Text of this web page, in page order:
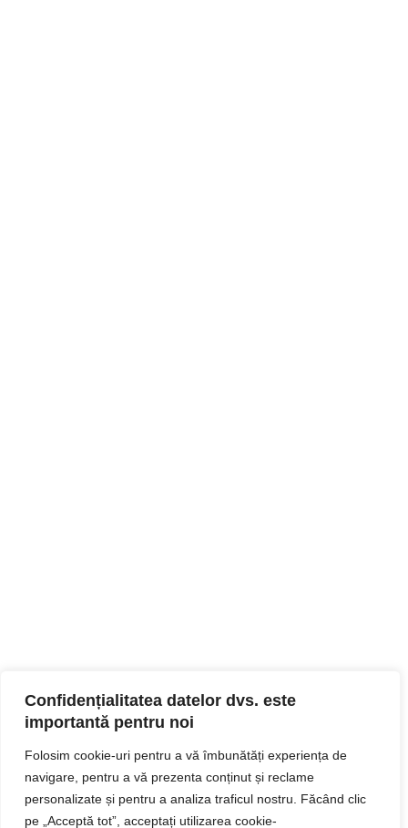
Confidențialitatea datelor dvs. este
importantă pentru noi
Folosim cookie-uri pentru a vă îmbunătăți experiența de
navigare, pentru a vă prezenta conținut și reclame
personalizate și pentru a analiza traficul nostru. Făcând clic
pe „Acceptă tot”, acceptați utilizarea cookie-